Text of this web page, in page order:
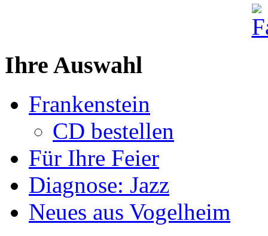
Ihre Auswahl
Frankenstein
CD bestellen
Für Ihre Feier
Diagnose: Jazz
Neues aus Vogelheim